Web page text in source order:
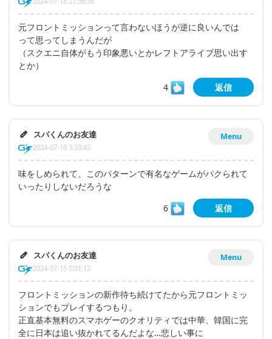
元フロントミッションって言わないほうが逆に良いんでは
って思ってしまうんだが
（スクエニ自体がもう印象悪いとかレフトアライブ思い出す
とか）
4
返信
Menu
スパくんのお友達
2024-07-16 3:33:43
味をしめられて、このパターンで有名なゲームがパクられて
いったりしないだろうな
6
返信
Menu
スパくんのお友達
2024-07-15 0:01:12
フロントミッションの新作待ち続けてたから元フロントミッ
ションでもプレイするつもり。
正直基本無料のスマホゲーのクオリティでは中華、韓国に完
全に日本は追い抜かれてるんだよな…悲しい事に